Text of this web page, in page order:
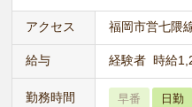
アクセス 福岡市営七隈
給与 経験者 時給
勤務時間 早番 日勤